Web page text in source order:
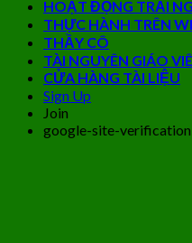
HOẠT ĐỘNG TRẢI
THỰC HÀNH TRÊN
THẦY CÔ
TÀI NGUYÊN GIÁO
CỬA HÀNG TÀI LIỆU
Sign Up
Join
google-site-